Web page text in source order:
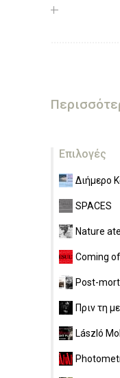
Επιλογές
Διήμερο
SPACES
Nature
Coming
Post-
Πριν τη
László